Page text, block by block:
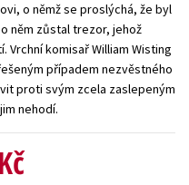
o němž se proslýchá, že byl
něm zůstal trezor, jehož
Vrchní komisař William Wisting
případem nezvěstného
proti svým zcela zaslepeným
nehodí.